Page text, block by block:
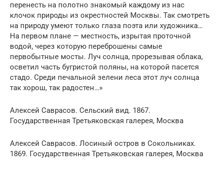
перенесть на полотно знакомый каждому из нас
клочок природы из окрестностей Москвы. Так смотреть
на природу умеют только глаза поэта или художника…
На первом плане — местность, изрытая проточной
водой, через которую переброшены самые
первобытные мосты. Луч солнца, прорезывая облака,
осветил часть бугристой поляны, на которой пасется
стадо. Среди печальной зелени леса этот луч солнца
так хорош, так радостен…»
Алексей Саврасов. Сельский вид. 1867.
Государственная Третьяковская галерея, Москва
Алексей Саврасов. Лосиный остров в Сокольниках.
1869. Государственная Третьяковская галерея, Москва